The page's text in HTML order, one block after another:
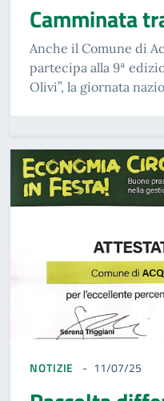
Camminata
Anche il Comune di
partecipa alla 9ª
Olivi”, la giornata
NOTIZIE 11/07/25